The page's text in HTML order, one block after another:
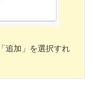
追加」を選択すれ